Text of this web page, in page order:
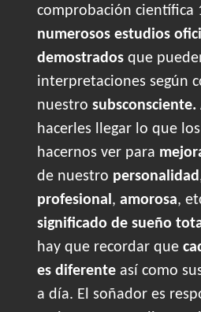
comprobación científica
numerosos estudios
demostrados que
interpretaciones según
nuestro subsconsciente.
hacerles llegar lo que
hacernos ver para
de nuestro personalidad
profesional, amorosa,
significado de sueño
hay que recordar que
es diferente así como
a día. El soñador es